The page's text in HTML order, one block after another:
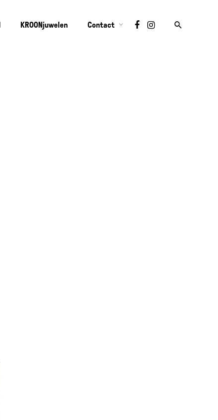
KROONjuwelen Contact